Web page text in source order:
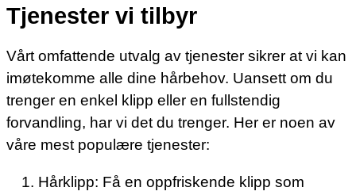
Tjenester vi tilbyr
Vårt omfattende utvalg av tjenester sikrer at vi kan
imøtekomme alle dine hårbehov. Uansett om du
trenger en enkel klipp eller en fullstendig
forvandling, har vi det du trenger. Her er noen av
våre mest populære tjenester:
Hårklipp: Få en oppfriskende klipp som